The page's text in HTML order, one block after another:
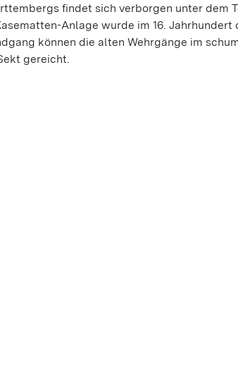
findet sich verborgen unter dem
Anlage wurde im 16. Jahrhundert
können die alten Wehrgänge im
gereicht.